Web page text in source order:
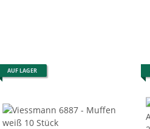
AUF LAGER